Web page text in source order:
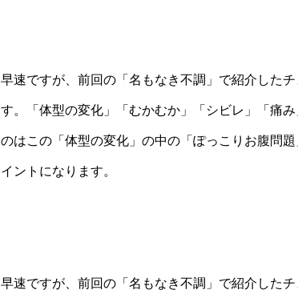
早速ですが、前回の「名もなき不調」で紹介した
す。「体型の変化」「むかむか」「シビレ」「痛
のはこの「体型の変化」の中の「ぽっこりお腹問
イントになります。
早速ですが、前回の「名もなき不調」で紹介した